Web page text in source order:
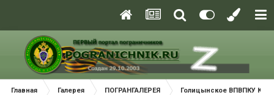
Главная Галерея ПОГРАНГАЛЕРЕЯ Голицынское ВПВПКУ